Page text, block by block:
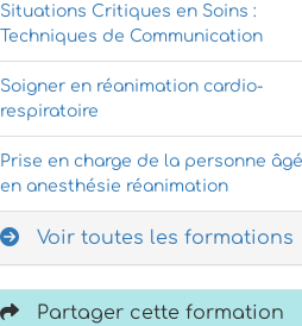
Situations Critiques en Soins :
Techniques de Communication
Soigner en réanimation cardio-
respiratoire
Prise en charge de la personne
en anesthésie réanimation
Voir toutes les formations
Partager cette formation